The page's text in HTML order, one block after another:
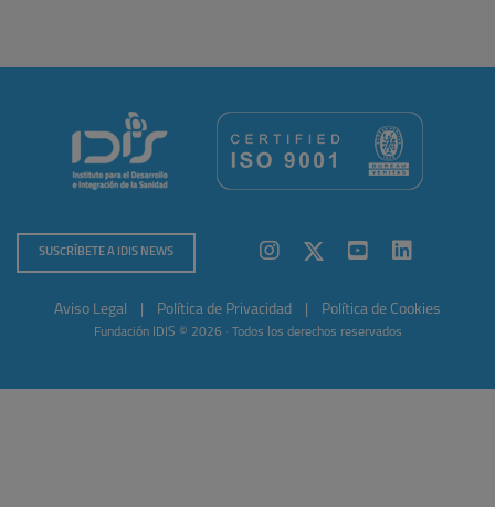
SUSCRÍBETE A IDIS NEWS
Aviso Legal Política de Privacidad Política de Cookies
Fundación IDIS © 2026 · Todos los derechos reservados